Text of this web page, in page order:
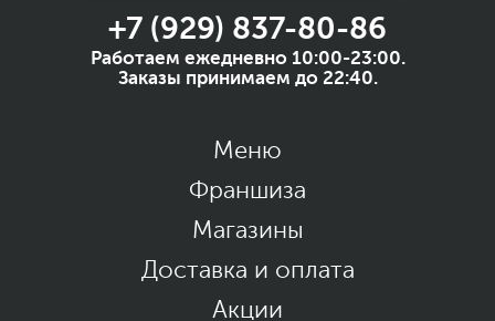
+7 (929) 837-80-86
Работаем ежедневно 10:00-23:00.
Заказы принимаем до 22:40.
Меню
Франшиза
Магазины
Доставка и оплата
Акции